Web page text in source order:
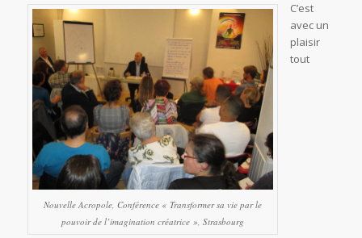
Nouvelle Acropole, Conférence « Transformer sa vie par le
pouvoir de l’imagination créatrice », Strasbourg
C’est
avec un
plaisir
tout